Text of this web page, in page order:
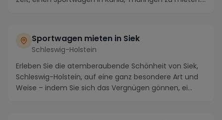
Sportwagen mieten in Siek
Schleswig-Holstein
Erleben Sie die atemberaubende Schönheit von Siek,
Schleswig-Holstein, auf eine ganz besondere Art und
Weise – indem Sie sich das Vergnügen gönnen, ei...